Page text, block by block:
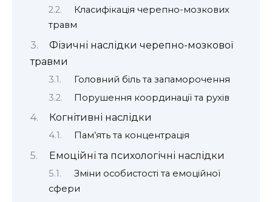
Класифікація черепно-мозкових
травм
Фізичні наслідки черепно-мозкової
травми
Головний біль та запаморочення
Порушення координації та рухів
Когнітивні наслідки
Пам’ять та концентрація
Емоційні та психологічні наслідки
Зміни особистості та емоційної
сфери